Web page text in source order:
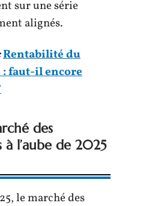
sur une série
alignés.
Rentabilité du
faut-il encore
des
l’aube de 2025
le marché des